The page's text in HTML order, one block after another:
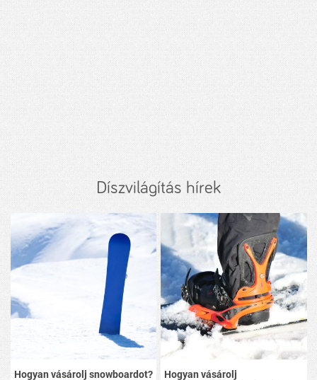
Díszvilágítás hírek
Hogyan vásárolj snowboardot? Hogyan vásárolj